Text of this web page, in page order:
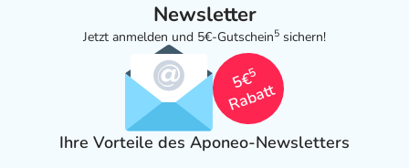
Newsletter
Jetzt anmelden und 5€-Gutschein5 sichern!
5€
5
Rabatt
Ihre Vorteile des Aponeo-Newsletters